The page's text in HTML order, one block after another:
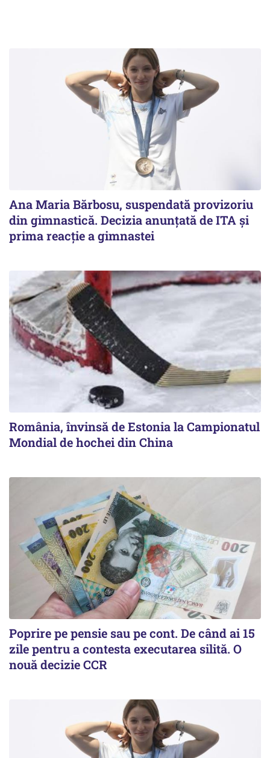
Ana Maria Bărbosu, suspendată provizoriu
din gimnastică. Decizia anunțată de ITA și
prima reacție a gimnastei
România, învinsă de Estonia la Campionatul
Mondial de hochei din China
Poprire pe pensie sau pe cont. De când ai 15
zile pentru a contesta executarea silită. O
nouă decizie CCR